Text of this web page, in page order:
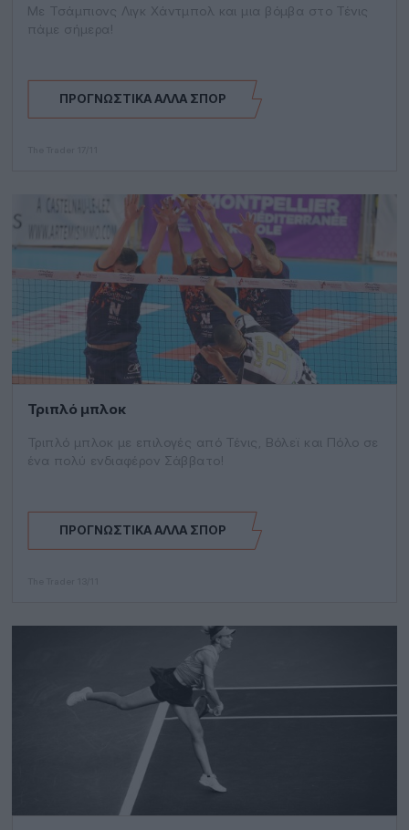
Με Τσάμπιονς Λιγκ Χάντμπολ και μια βόμβα στο Τένις
πάμε σήμερα!
ΠΡΟΓΝΩΣΤΙΚΆ ΆΛΛΑ ΣΠΟΡ
Τριπλό μπλοκ
Τριπλό μπλοκ με επιλογές από Τένις, Βόλεϊ και Πόλο σε
ένα πολύ ενδιαφέρον Σάββατο!
ΠΡΟΓΝΩΣΤΙΚΆ ΆΛΛΑ ΣΠΟΡ